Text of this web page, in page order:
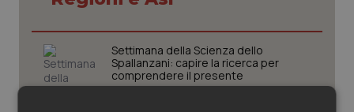
Veneto
Oncoematologia
Oncologia & Nutrizione
Settimana della Scienza dello
Spallanzani: capire la ricerca per
comprendere il presente